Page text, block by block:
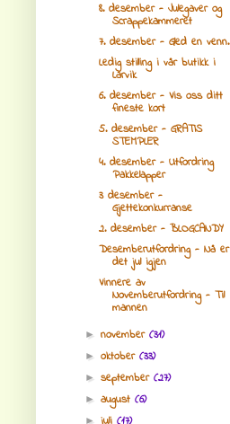
8. desember - Julegaver og
Scrappekammeret
7. desember - Gled en venn.
Ledig stilling i vår butikk i
Larvik
6. desember - Vis oss ditt
fineste kort
5. desember - GRATIS
STEMPLER
4. desember - Utfordring
Pakkelapper
3 desember -
Gjettekonkurranse
2. desember - BLOGCANDY
Desemberutfordring - Nå er
det jul igjen
Vinnere av
Novemberutfordring - Til
mannen
►november(31)
►oktober(33)
►september(27)
►august(6)
►